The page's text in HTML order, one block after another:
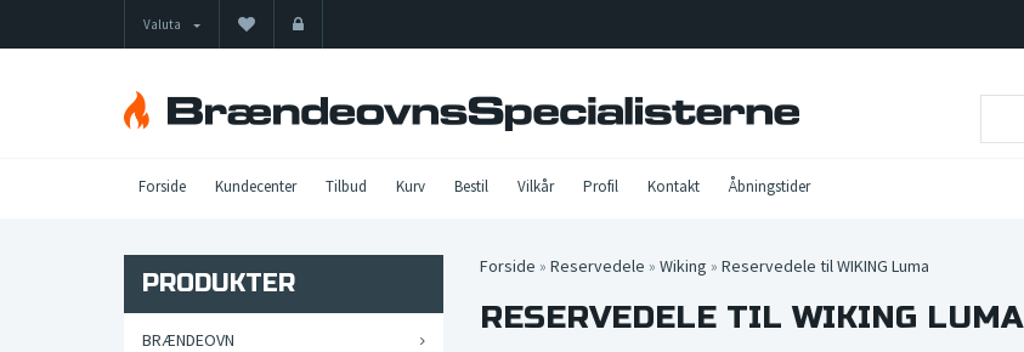
Valuta
Forside Kundecenter Tilbud Kurv Bestil Vilkår Profil Kontakt Åbningstider
Forside » Reservedele » Wiking » Reservedele til WIKING Luma
RESERVEDELE TIL WIKING LUMA
PRODUKTER
BRÆNDEOVN